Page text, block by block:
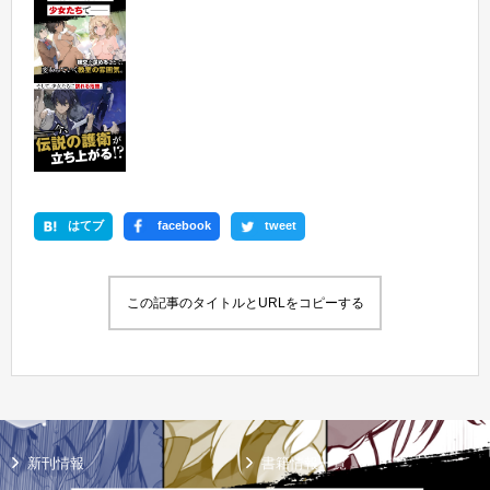
はてブ facebook tweet
この記事のタイトルとURLをコピーする
新刊情報 書籍情報一覧